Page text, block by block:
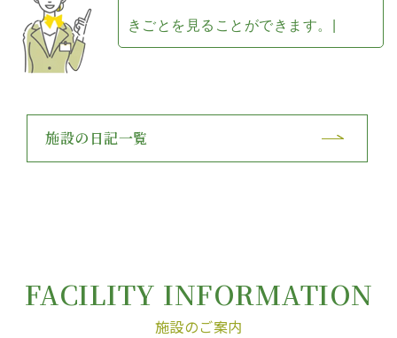
き ごと を 見る こ と ができ ま す。
施設の日記一覧
FACILITY INFORMATION
施設のご案内